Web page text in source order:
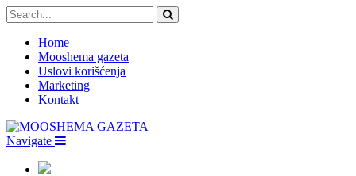
Home
Mooshema gazeta
Uslovi korišćenja
Marketing
Kontakt
Navigate